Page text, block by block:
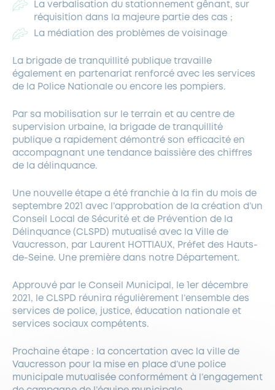
La verbalisation du stationnement gênant, sur
réquisition dans la majeure partie des cas ;
La médiation des problèmes de voisinage
La brigade de tranquillité publique travaille
également en partenariat renforcé avec les services
de la Police Nationale ou encore les pompiers.
Par sa mobilisation sur le terrain et au centre de
supervision urbaine, la brigade de tranquillité
publique a rapidement démontré son efficacité en
accompagnant une tendance baissière des chiffres
de la délinquance.
Une nouvelle étape a été franchie à la fin du mois de
septembre 2021 avec l’approbation de la création d’un
Conseil Local de Sécurité et de Prévention de la
Délinquance (CLSPD) mutualisé avec la Ville de
Vaucresson, par Laurent HOTTIAUX, Préfet des Hauts-
de-Seine. Une première dans notre Département.
Approuvé par le Conseil Municipal, le 1er décembre
2021, le CLSPD réunira régulièrement l’ensemble des
services de police, justice, éducation nationale et
services sociaux compétents.
Prochaine étape : la concertation avec la ville de
Vaucresson pour la mise en place d’une police
municipale mutualisée conformément à l’engagement